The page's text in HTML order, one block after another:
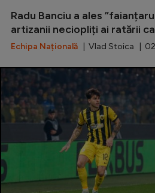
Radu Banciu a ales
artizanii neciopliți ai ratării
Echipa Națională | Vlad Stoica | 02